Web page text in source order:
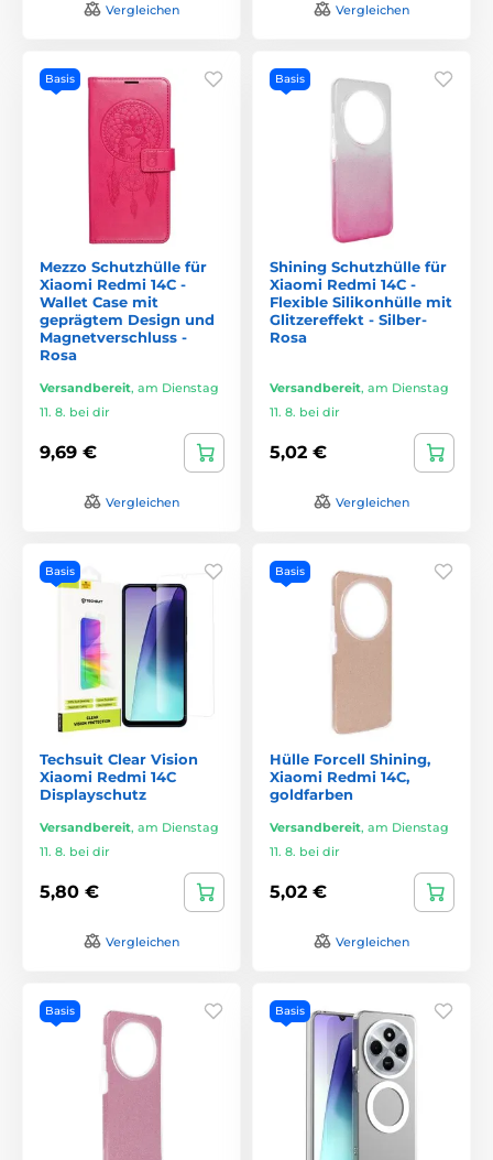
Vergleichen Vergleichen
Basis
Mezzo Schutzhülle für
Xiaomi Redmi 14C -
Wallet Case mit
geprägtem Design und
Magnetverschluss -
Rosa
Versandbereit, am Dienstag
11. 8. bei dir
9,69 €
Vergleichen
Basis
Shining Schutzhülle für
Xiaomi Redmi 14C -
Flexible Silikonhülle mit
Glitzereffekt - Silber-
Rosa
Versandbereit, am Dienstag
11. 8. bei dir
5,02 €
Vergleichen
Basis
Techsuit Clear Vision
Xiaomi Redmi 14C
Displayschutz
Versandbereit, am Dienstag
11. 8. bei dir
5,80 €
Vergleichen
Basis
Hülle Forcell Shining,
Xiaomi Redmi 14C,
goldfarben
Versandbereit, am Dienstag
11. 8. bei dir
5,02 €
Vergleichen
Basis Basis